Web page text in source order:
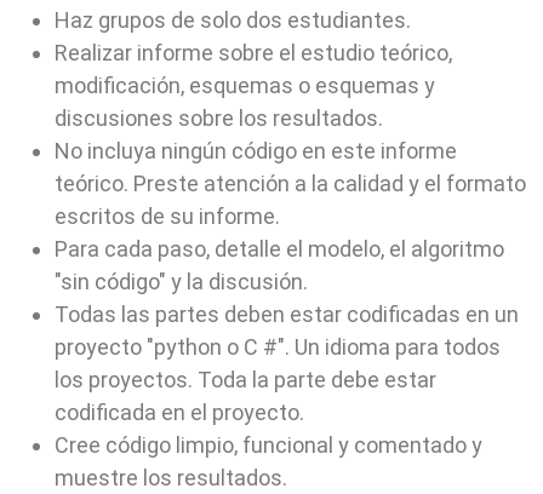
Haz grupos de solo dos estudiantes.
Realizar informe sobre el estudio teórico,
modificación, esquemas o esquemas y
discusiones sobre los resultados.
No incluya ningún código en este informe
teórico. Preste atención a la calidad y el formato
escritos de su informe.
Para cada paso, detalle el modelo, el algoritmo
"sin código" y la discusión.
Todas las partes deben estar codificadas en un
proyecto "python o C #". Un idioma para todos
los proyectos. Toda la parte debe estar
codificada en el proyecto.
Cree código limpio, funcional y comentado y
muestre los resultados.